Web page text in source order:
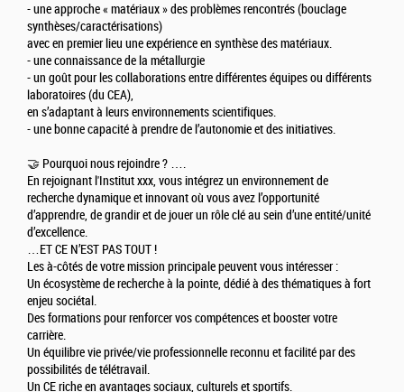
- une approche « matériaux » des problèmes rencontrés (bouclage
synthèses/caractérisations)
avec en premier lieu une expérience en synthèse des matériaux.
- une connaissance de la métallurgie
- un goût pour les collaborations entre différentes équipes ou différents
laboratoires (du CEA),
en s’adaptant à leurs environnements scientifiques.
- une bonne capacité à prendre de l’autonomie et des initiatives.
🤝 Pourquoi nous rejoindre ? ….
En rejoignant l'Institut xxx, vous intégrez un environnement de
recherche dynamique et innovant où vous avez l’opportunité
d’apprendre, de grandir et de jouer un rôle clé au sein d’une entité/unité
d’excellence.
…ET CE N’EST PAS TOUT !
Les à-côtés de votre mission principale peuvent vous intéresser :
Un écosystème de recherche à la pointe, dédié à des thématiques à fort
enjeu sociétal.
Des formations pour renforcer vos compétences et booster votre
carrière.
Un équilibre vie privée/vie professionnelle reconnu et facilité par des
possibilités de télétravail.
Un CE riche en avantages sociaux, culturels et sportifs.